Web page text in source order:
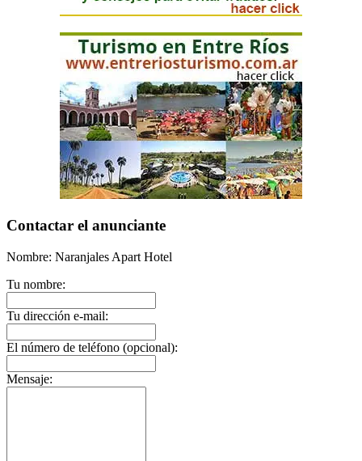
Contactar el anunciante
Nombre: Naranjales Apart Hotel
Tu nombre:
Tu dirección e-mail:
El número de teléfono (opcional):
Mensaje: